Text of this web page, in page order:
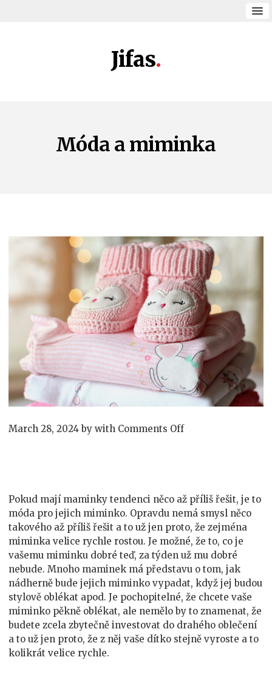
Jifas
Móda a miminka
March 28, 2024bywith Comments Offon
Pokud mají maminky tendenci něco až příliš řešit, je to
móda pro jejich miminko. Opravdu nemá smysl něco
takového až příliš řešit a to už jen proto, že zejména
miminka velice rychle rostou. Je možné, že to, co je
vašemu miminku dobré teď, za týden už mu dobré
nebude. Mnoho maminek má představu o tom, jak
nádherně bude jejich miminko vypadat, když jej budou
stylově oblékat apod. Je pochopitelné, že chcete vaše
miminko pěkně oblékat, ale nemělo by to znamenat, že
budete zcela zbytečně investovat do drahého oblečení
a to už jen proto, že z něj vaše dítko stejně vyroste a to
kolikrát velice rychle.